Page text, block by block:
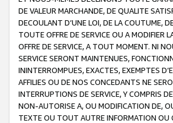
DE VALEUR MARCHANDE, DE QUALITE
DECOULANT D’UNE LOI, DE LA COUTUME,
TOUTE OFFRE DE SERVICE OU A MODIFIER
OFFRE DE SERVICE, A TOUT MOMENT. NI
SERVICE SERONT MAINTENUES,
ININTERROMPUES, EXACTES, EXEMPTES
AFFILIES OU DE NOS CONCEDANTS NE
INTERRUPTIONS DE SERVICE, Y COMPRIS
NON-AUTORISE A, OU MODIFICATION DE,
TEXTE OU TOUT AUTRE INFORMATION OU